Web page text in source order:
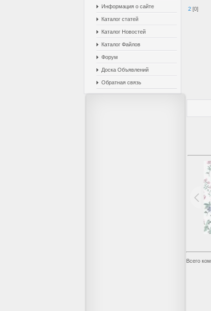
Информация о сайте
Каталог статей
Каталог Новостей
Каталог Файлов
Форум
Доска Объявлений
Обратная связь
2 [0]
Всего